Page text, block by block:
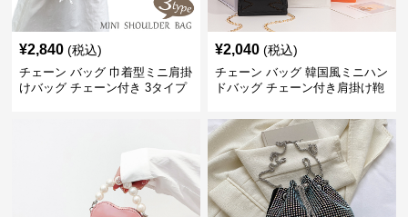
¥2,840 (税込)
チェーン バッグ 巾着型ミニ肩掛
けバッグ チェーン付き 3タイプ
¥2,040 (税込)
チェーン バッグ 韓国風ミニハン
ドバッグ チェーン付き肩掛け鞄